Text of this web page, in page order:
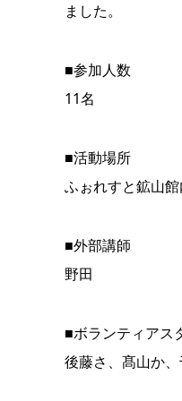
ました。
■参加人数
11名
■活動場所
ふぉれすと鉱山
■外部講師
野田
■ボランティアス
後藤さ、髙山か